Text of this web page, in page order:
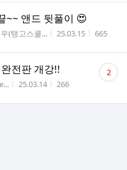
~~ 앤드 뒷풀이 😍
자
(탱고스쿨... 작성시간
25.03.15 조회수
665
전판 개강!!
작성시간
25.03.14 조회수
266
댓
글 2